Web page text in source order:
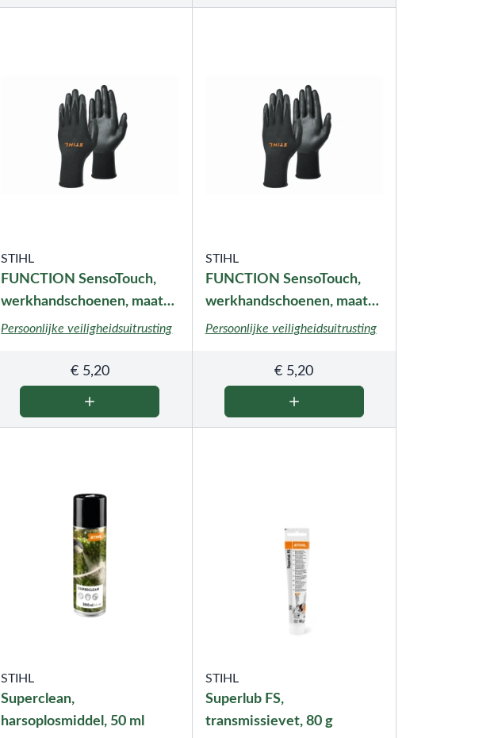
STIHL
FUNCTION SensoTouch,
werkhandschoenen, maat
M
Persoonlijke veiligheidsuitrusting
€5,20
STIHL
FUNCTION SensoTouch,
werkhandschoenen, maat
XL
Persoonlijke veiligheidsuitrusting
€ 5,20
STIHL
Superclean,
harsoplosmiddel, 50 ml
STIHL
Superlub FS,
transmissievet, 80 g